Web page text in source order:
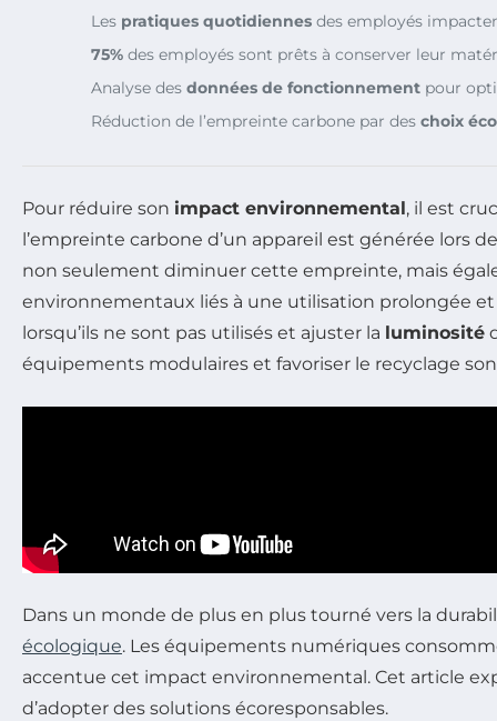
Les pratiques quotidiennes des employés
75% des employés sont prêts à conserver leur
Analyse des données de fonctionnement pour
Réduction de l’empreinte carbone par des choix
Pour réduire son impact environnemental , il est
l’empreinte carbone d’un appareil est générée lors
non seulement diminuer cette empreinte, mais
environnementaux liés à une utilisation prolongée
lorsqu’ils ne sont pas utilisés et ajuster la luminosité
équipements modulaires et favoriser le recyclage
Dans un monde de plus en plus tourné vers la
écologique. Les équipements numériques
accentue cet impact environnemental. Cet article
d’adopter des solutions écoresponsables.